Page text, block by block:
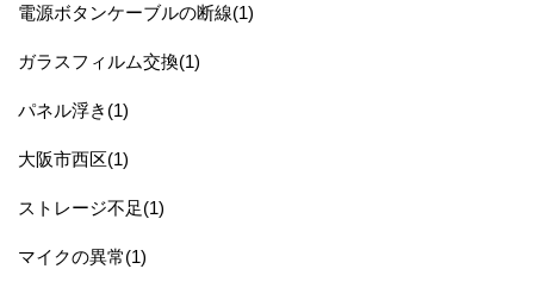
電源ボタンケーブルの断線(1)
ガラスフィルム交換(1)
パネル浮き(1)
大阪市西区(1)
ストレージ不足(1)
マイクの異常(1)